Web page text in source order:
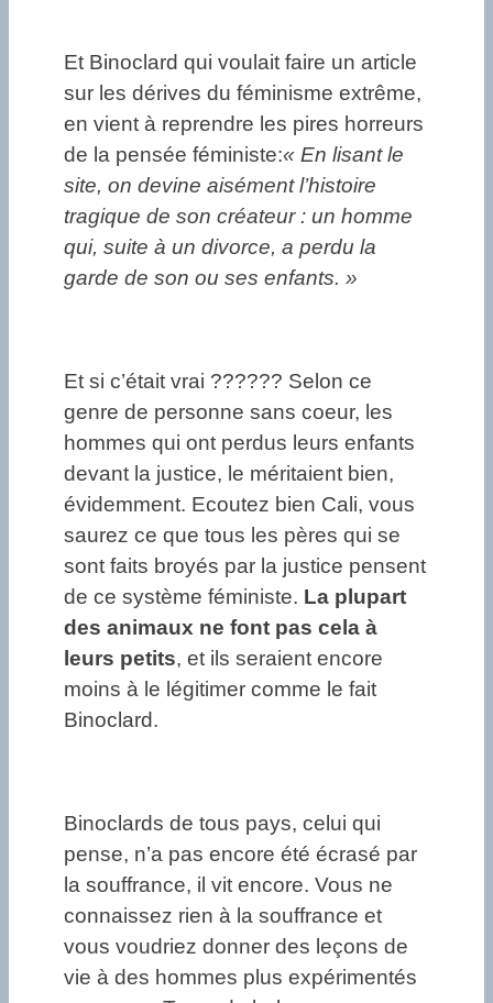
Et Binoclard qui voulait faire un article
sur les dérives du féminisme extrême,
en vient à reprendre les pires horreurs
de la pensée féministe:« En lisant le
site, on devine aisément l’histoire
tragique de son créateur : un homme
qui, suite à un divorce, a perdu la
garde de son ou ses enfants. »
Et si c’était vrai ?????? Selon ce
genre de personne sans coeur, les
hommes qui ont perdus leurs enfants
devant la justice, le méritaient bien,
évidemment. Ecoutez bien Cali, vous
saurez ce que tous les pères qui se
sont faits broyés par la justice pensent
de ce système féministe. La plupart
des animaux ne font pas cela à
leurs petits, et ils seraient encore
moins à le légitimer comme le fait
Binoclard.
Binoclards de tous pays, celui qui
pense, n’a pas encore été écrasé par
la souffrance, il vit encore. Vous ne
connaissez rien à la souffrance et
vous voudriez donner des leçons de
vie à des hommes plus expérimentés